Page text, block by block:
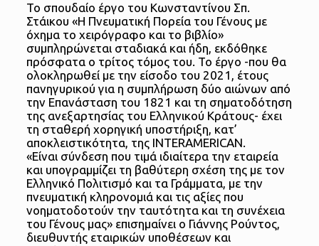
Το σπουδαίο έργο του Κωνσταντίνου Σπ.
Στάικου «Η Πνευματική Πορεία του Γένους με
όχημα το χειρόγραφο και το βιβλίο»
συμπληρώνεται σταδιακά και ήδη, εκδόθηκε
πρόσφατα ο τρίτος τόμος του. Το έργο -που θα
ολοκληρωθεί με την είσοδο του 2021, έτους
πανηγυρικού για η συμπλήρωση δύο αιώνων από
την Επανάσταση του 1821 και τη σηματοδότηση
της ανεξαρτησίας του Ελληνικού Κράτους- έχει
τη σταθερή χορηγική υποστήριξη, κατ’
αποκλειστικότητα, της INTERAMERICAN.
«Είναι σύνδεση που τιμά ιδιαίτερα την εταιρεία
και υπογραμμίζει τη βαθύτερη σχέση της με τον
Ελληνικό Πολιτισμό και τα Γράμματα, με την
πνευματική κληρονομιά και τις αξίες που
νοηματοδοτούν την ταυτότητα και τη συνέχεια
του Γένους μας» επισημαίνει ο Γιάννης Ρούντος,
διευθυντής εταιρικών υποθέσεων και